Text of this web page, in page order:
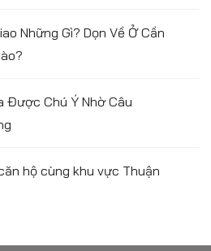
Những Gì? Dọn Về Ở Cần
Được Chú Ý Nhờ Câu
hộ cùng khu vực Thuận